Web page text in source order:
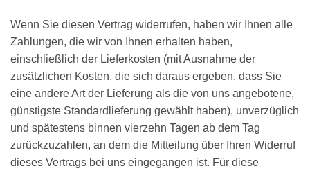
Wenn Sie diesen Vertrag widerrufen, haben wir Ihnen alle
Zahlungen, die wir von Ihnen erhalten haben,
einschließlich der Lieferkosten (mit Ausnahme der
zusätzlichen Kosten, die sich daraus ergeben, dass Sie
eine andere Art der Lieferung als die von uns angebotene,
günstigste Standardlieferung gewählt haben), unverzüglich
und spätestens binnen vierzehn Tagen ab dem Tag
zurückzuzahlen, an dem die Mitteilung über Ihren Widerruf
dieses Vertrags bei uns eingegangen ist. Für diese